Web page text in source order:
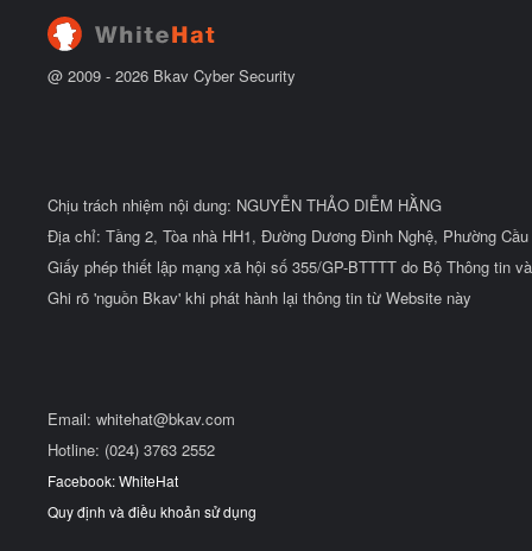
ầ
@ 2009 - 2026 Bkav Cyber Security
Chịu trách nhiệm nội dung: NGUYỄN THẢO DIỄM HẰNG
Địa chỉ: Tầng 2, Tòa nhà HH1, Đường Dương Đình Nghệ, Phường
Giấy phép thiết lập mạng xã hội số 355/GP-BTTTT do Bộ Thông tin
Ghi rõ 'nguồn Bkav' khi phát hành lại thông tin từ Website này
Email: whitehat@bkav.com
Hotline: (024) 3763 2552
Facebook: WhiteHat
Quy định và điều khoản sử dụng